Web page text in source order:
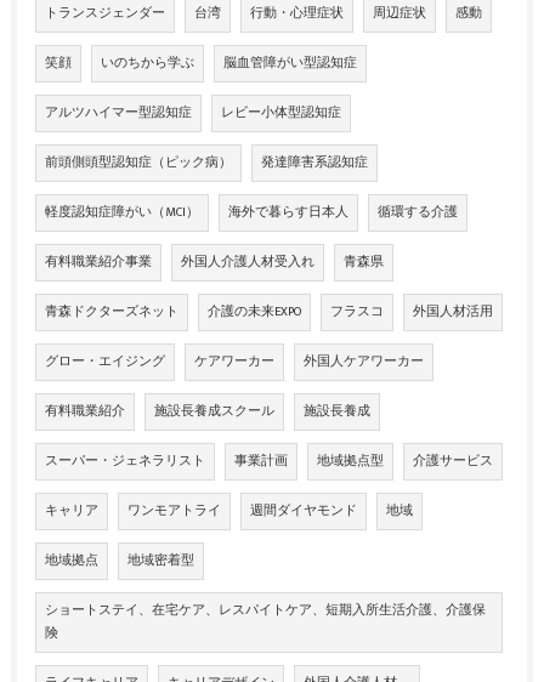
トランスジェンダー 台湾 行動・心理症状 周辺症状 感動
笑顔 いのちから学ぶ 脳血管障がい型認知症
アルツハイマー型認知症 レビー小体型認知症
前頭側頭型認知症（ピック病） 発達障害系認知症
軽度認知症障がい（MCI） 海外で暮らす日本人 循環する介護
有料職業紹介事業 外国人介護人材受入れ 青森県
青森ドクターズネット 介護の未来EXPO フラスコ 外国人材活用
グロー・エイジング ケアワーカー 外国人ケアワーカー
有料職業紹介 施設長養成スクール 施設長養成
スーパー・ジェネラリスト 事業計画 地域拠点型 介護サービス
キャリア ワンモアトライ 週間ダイヤモンド 地域
地域拠点 地域密着型
ショートステイ、在宅ケア、レスパイトケア、短期入所生活介護、介護保
険